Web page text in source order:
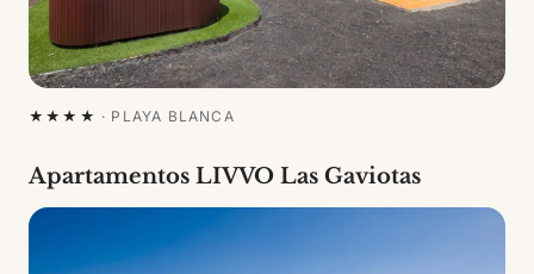
★★★★ · PLAYA BLANCA
Apartamentos LIVVO Las Gaviotas